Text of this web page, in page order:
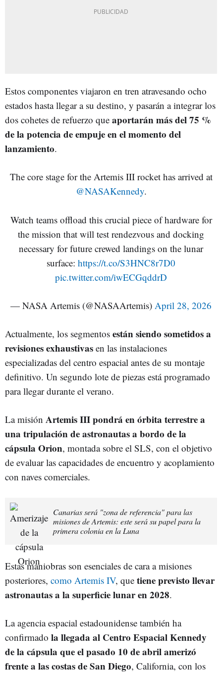
Estos componentes viajaron en tren atravesando ocho
estados hasta llegar a su destino, y pasarán a integrar los
dos cohetes de refuerzo que aportarán más del 75 %
de la potencia de empuje en el momento del
lanzamiento.
The core stage for the Artemis III rocket has arrived at
@NASAKennedy.
Watch teams offload this crucial piece of hardware for
the mission that will test rendezvous and docking
necessary for future crewed landings on the lunar
surface: https://t.co/S3HNC8r7D0
pic.twitter.com/iwECGqddrD
— NASA Artemis (@NASAArtemis) April 28, 2026
Actualmente, los segmentos están siendo sometidos a
revisiones exhaustivas en las instalaciones
especializadas del centro espacial antes de su montaje
definitivo. Un segundo lote de piezas está programado
para llegar durante el verano.
La misión Artemis III pondrá en órbita terrestre a
una tripulación de astronautas a bordo de la
cápsula Orion, montada sobre el SLS, con el objetivo
de evaluar las capacidades de encuentro y acoplamiento
con naves comerciales.
Canarias será "zona de referencia" para las
misiones de Artemis: este será su papel para la
primera colonia en la Luna
Estas maniobras son esenciales de cara a misiones
posteriores, como Artemis IV, que tiene previsto llevar
astronautas a la superficie lunar en 2028.
La agencia espacial estadounidense también ha
confirmado la llegada al Centro Espacial Kennedy
de la cápsula que el pasado 10 de abril amerizó
frente a las costas de San Diego, California, con los